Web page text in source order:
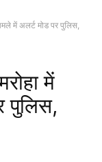
में अलर्ट मोड पर पुलिस,
में
पुलिस,